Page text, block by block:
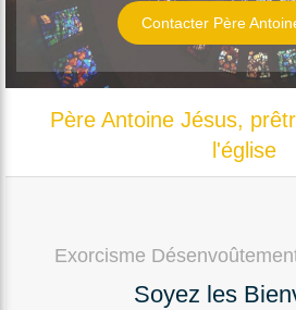
Contacter Père
Père Antoine Jésus,
l'église
Exorcisme
Soyez les